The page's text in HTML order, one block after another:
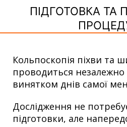
ПІДГОТОВКА ТА
Кольпоскопія піхви та
проводиться незалежно
винятком днів самої
Дослідження не
підготовки, але